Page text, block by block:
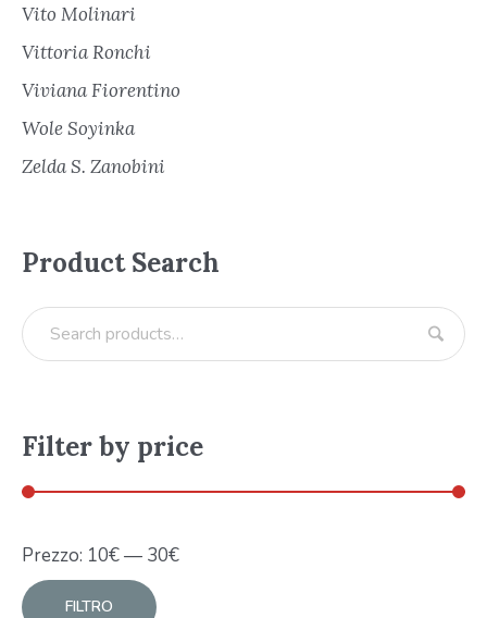
Vito Molinari
Vittoria Ronchi
Viviana Fiorentino
Wole Soyinka
Zelda S. Zanobini
Product Search
Filter by price
FILTRO
Prezzo: 10€— 30€